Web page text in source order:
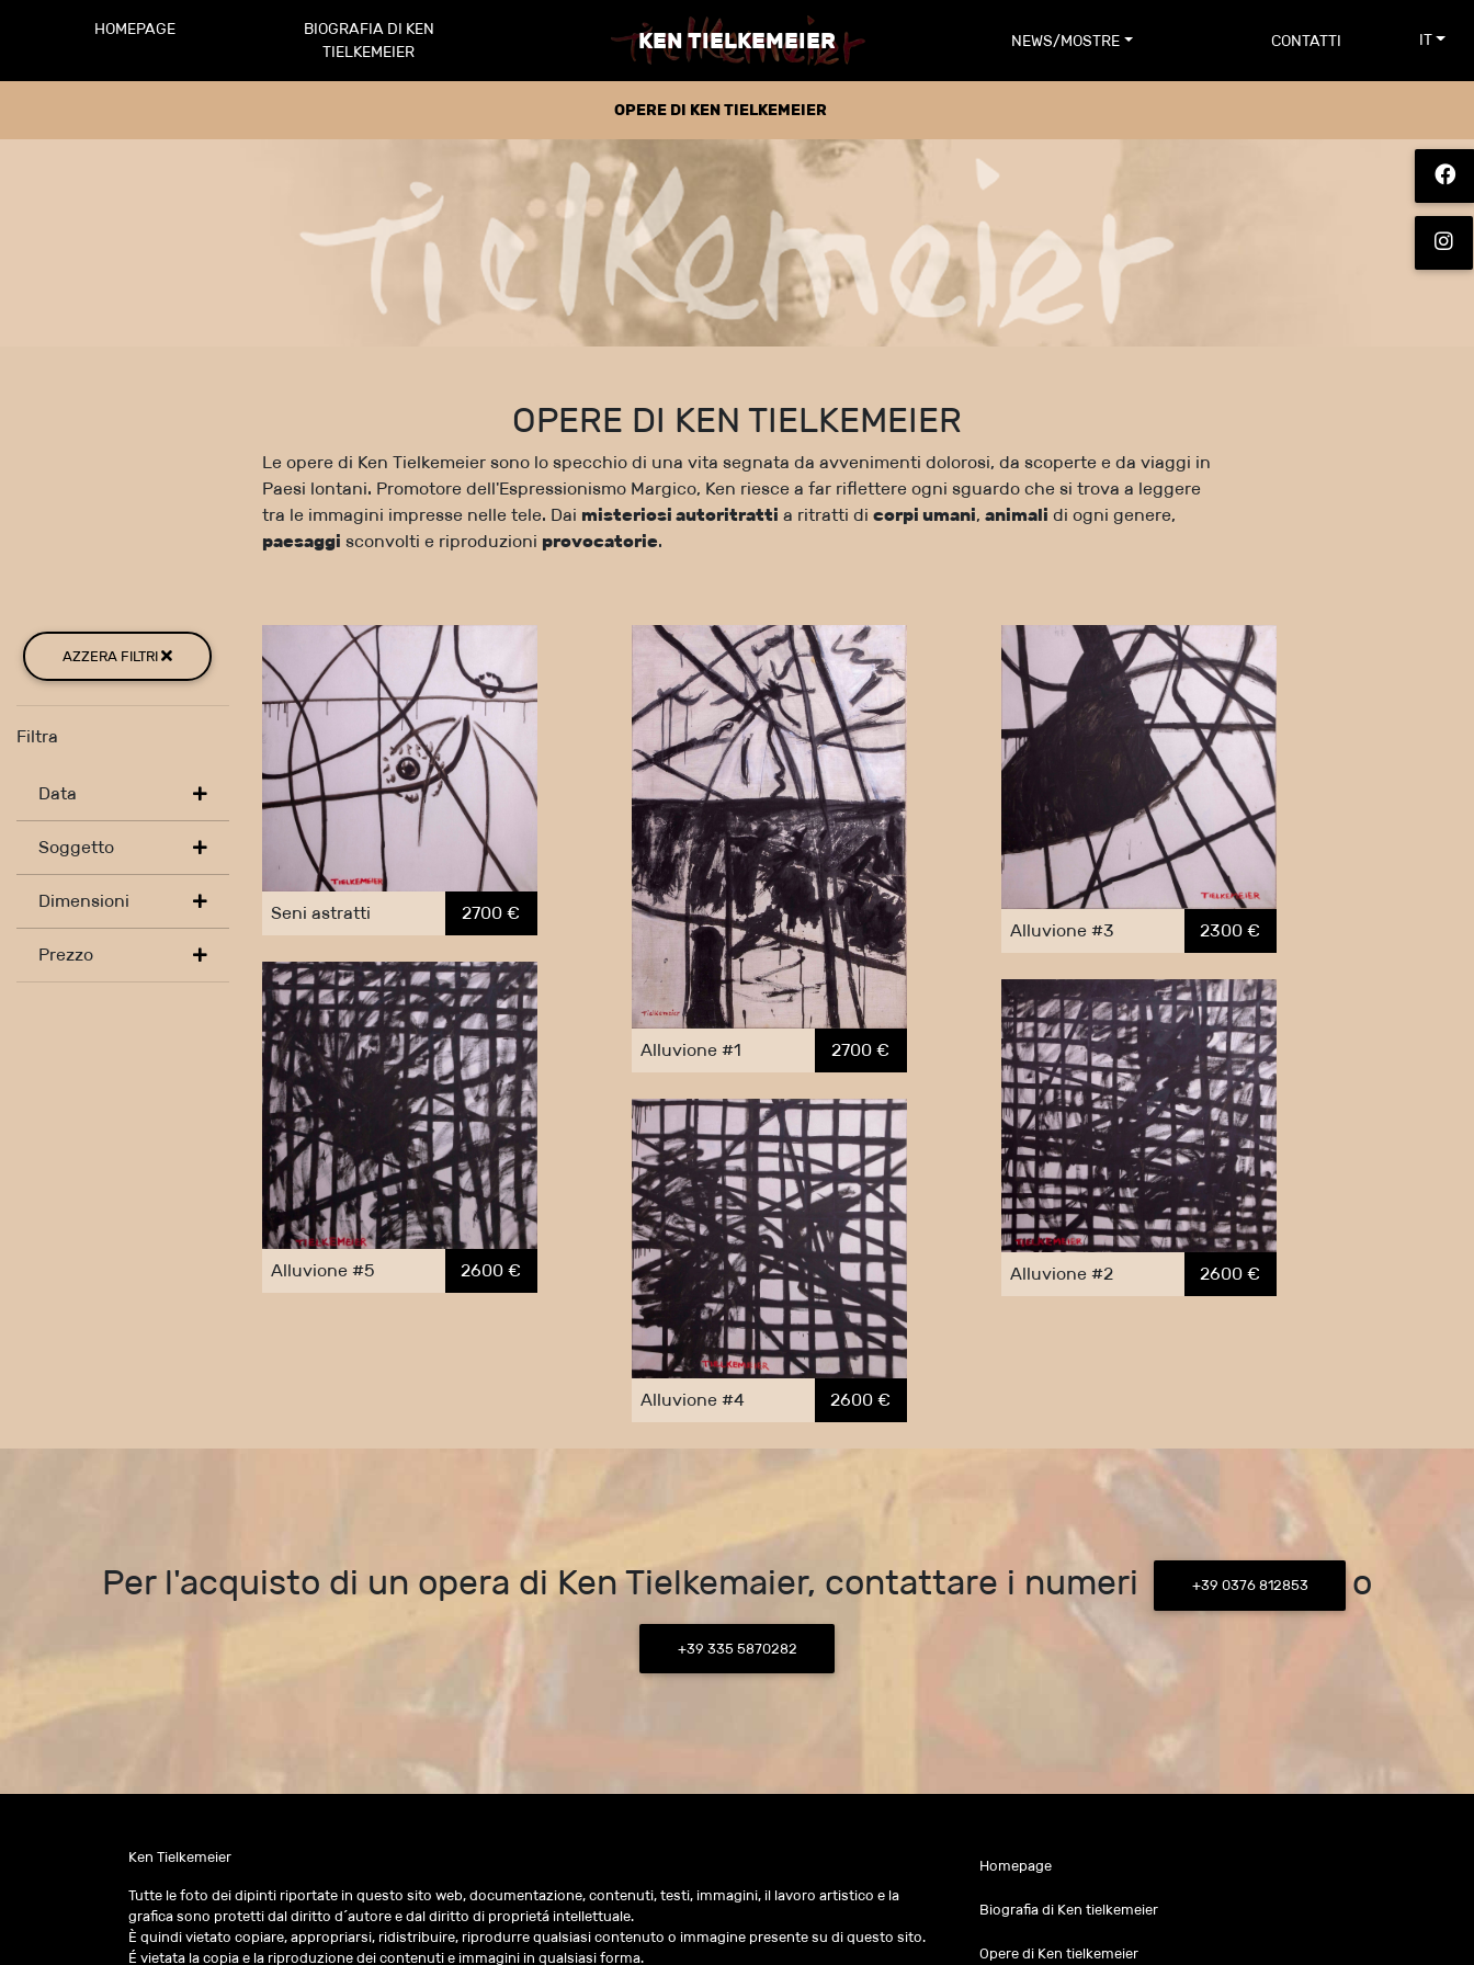
HOMEPAGE
BIOGRAFIA DI KEN
TIELKEMEIER
KEN TIELKEMEIER NEWS/MOSTRE CONTATTI IT
OPERE DI KEN TIELKEMEIER
OPERE DI KEN TIELKEMEIER
Le opere di Ken Tielkemeier sono lo specchio di una vita segnata da avvenimenti dolorosi, da scoperte e da viaggi in
Paesi lontani. Promotore dell'Espressionismo Margico, Ken riesce a far riflettere ogni sguardo che si trova a leggere
tra le immagini impresse nelle tele. Dai misteriosi autoritratti a ritratti di corpi umani, animali di ogni genere,
paesaggi sconvolti e riproduzioni provocatorie.
AZZERA FILTRI
Filtra
Data
Soggetto
Dimensioni
Prezzo
Seni astratti 2700 €
Alluvione #1 2700 €
Alluvione #3 2300 €
Alluvione #5 2600 € Alluvione #2 2600 €
Alluvione #4 2600 €
Per l'acquisto di un opera di Ken Tielkemaier, contattare i numeri +39 0376 812853 o
+39 335 5870282
Ken Tielkemeier
Tutte le foto dei dipinti riportate in questo sito web, documentazione, contenuti, testi, immagini, il lavoro artistico e la
grafica sono protetti dal diritto d´autore e dal diritto di proprietá intellettuale.
È quindi vietato copiare, appropriarsi, ridistribuire, riprodurre qualsiasi contenuto o immagine presente su di questo sito.
É vietata la copia e la riproduzione dei contenuti e immagini in qualsiasi forma.
Homepage
Biografia di Ken tielkemeier
Opere di Ken tielkemeier